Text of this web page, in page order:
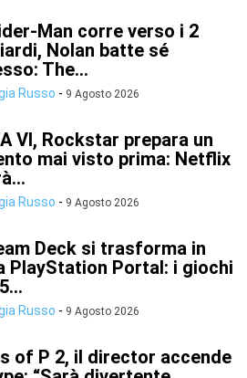
Man corre verso i 2
Nolan batte sé
The...
Russo - 9 Agosto 2026
VI, Rockstar prepara un
mai visto prima: Netflix
Russo - 9 Agosto 2026
Deck si trasforma in
PlayStation Portal: i giochi
Russo - 9 Agosto 2026
of P 2, il director accende